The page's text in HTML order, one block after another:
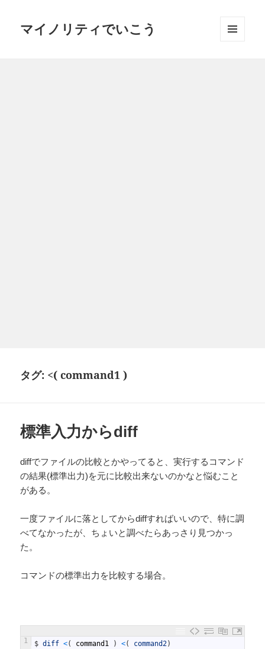
マイノリティでいこう
タグ: <( command1 )
標準入力からdiff
diffでファイルの比較とかやってると、実行するコマンド
の結果(標準出力)を元に比較出来ないのかなと悩むこと
がある。
一度ファイルに落としてからdiffすればいいので、特に調
べてなかったが、ちょいと調べたらあっさり見つかっ
た。
コマンドの標準出力を比較する場合。
1 $ diff <( command1 ) <( command2)